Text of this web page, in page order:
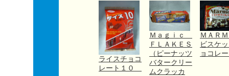
ライスチョコ
レート１０
Ｍａｇｉｃ
ＦＬＡＫＥＳ
（ピーナッツ
バタークリー
ムクラッカ
ＭＡＲ
ビスケ
ョコレ